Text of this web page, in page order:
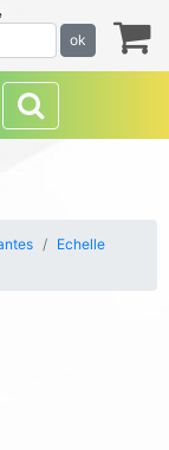
ok
Echelle